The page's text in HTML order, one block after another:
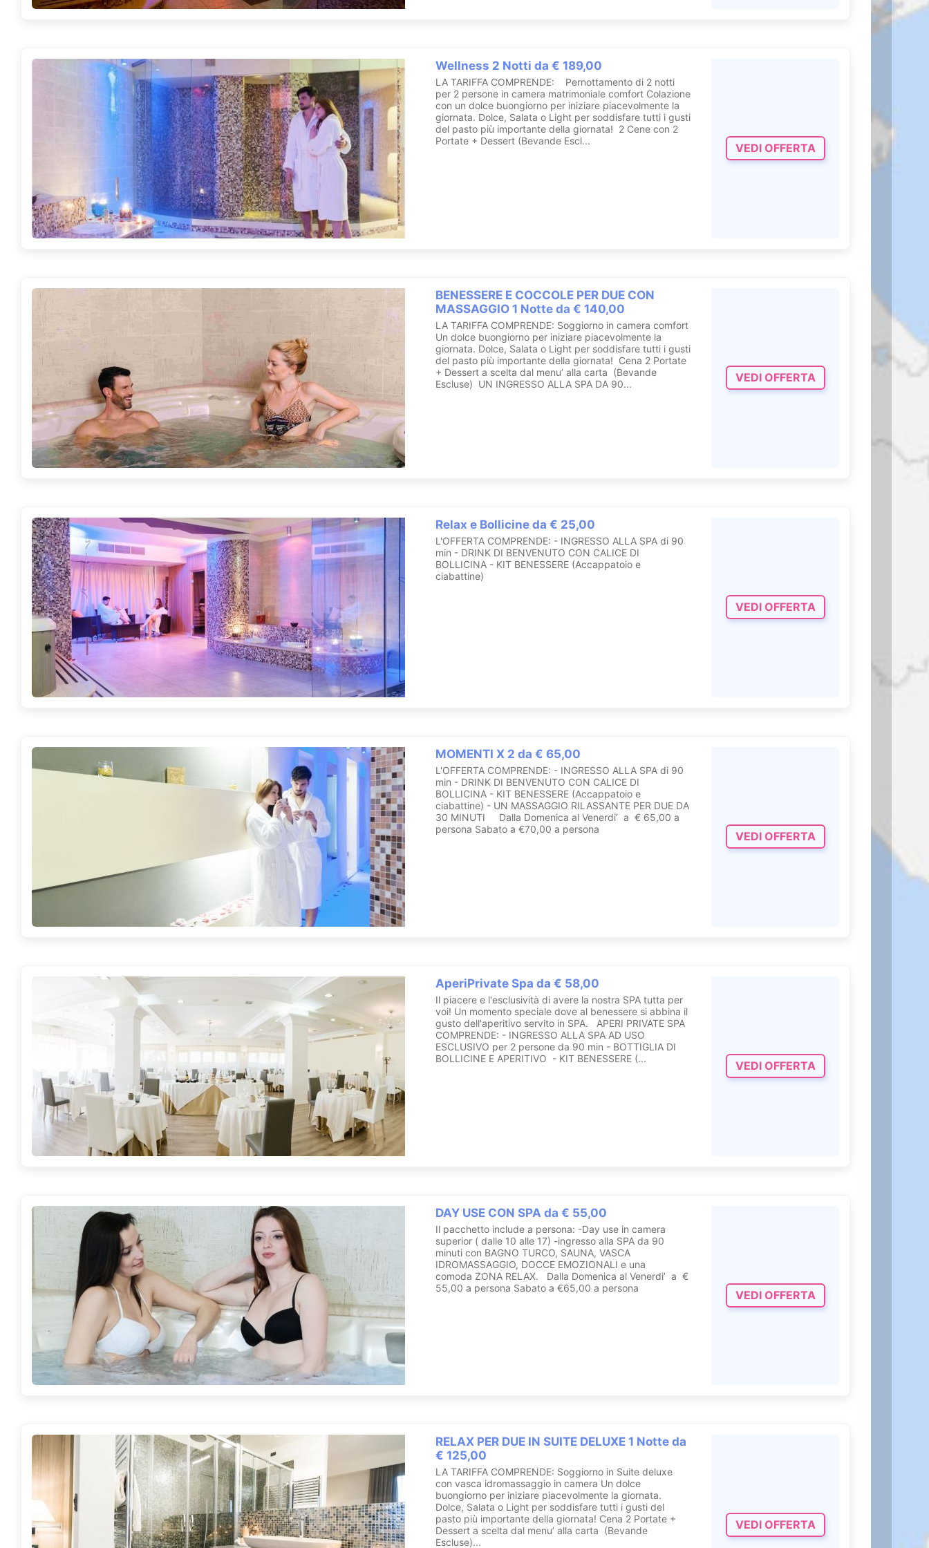
Wellness 2 Notti da € 189,00
LA TARIFFA COMPRENDE: Pernottamento di 2 notti
per 2 persone in camera matrimoniale comfort Colazione
con un dolce buongiorno per iniziare piacevolmente la
giornata. Dolce, Salata o Light per soddisfare tutti i gusti
del pasto più importante della giornata! 2 Cene con 2
Portate + Dessert (Bevande Escl...
VEDI OFFERTA
BENESSERE E COCCOLE PER DUE CON
MASSAGGIO 1 Notte da € 140,00
LA TARIFFA COMPRENDE: Soggiorno in camera comfort
Un dolce buongiorno per iniziare piacevolmente la
giornata. Dolce, Salata o Light per soddisfare tutti i gusti
del pasto più importante della giornata! Cena 2 Portate
+ Dessert a scelta dal menu’ alla carta (Bevande
Escluse) UN INGRESSO ALLA SPA DA 90...
VEDI OFFERTA
Relax e Bollicine da € 25,00
L'OFFERTA COMPRENDE: - INGRESSO ALLA SPA di 90
min - DRINK DI BENVENUTO CON CALICE DI
BOLLICINA - KIT BENESSERE (Accappatoio e
ciabattine)
VEDI OFFERTA
MOMENTI X 2 da € 65,00
L'OFFERTA COMPRENDE: - INGRESSO ALLA SPA di 90
min - DRINK DI BENVENUTO CON CALICE DI
BOLLICINA - KIT BENESSERE (Accappatoio e
ciabattine) - UN MASSAGGIO RILASSANTE PER DUE DA
30 MINUTI Dalla Domenica al Venerdi’ a € 65,00 a
persona Sabato a €70,00 a persona
VEDI OFFERTA
AperiPrivate Spa da € 58,00
Il piacere e l'esclusività di avere la nostra SPA tutta per
voi! Un momento speciale dove al benessere si abbina il
gusto dell'aperitivo servito in SPA. APERI PRIVATE SPA
COMPRENDE: - INGRESSO ALLA SPA AD USO
ESCLUSIVO per 2 persone da 90 min - BOTTIGLIA DI
BOLLICINE E APERITIVO - KIT BENESSERE (...
VEDI OFFERTA
DAY USE CON SPA da € 55,00
Il pacchetto include a persona: -Day use in camera
superior ( dalle 10 alle 17) -ingresso alla SPA da 90
minuti con BAGNO TURCO, SAUNA, VASCA
IDROMASSAGGIO, DOCCE EMOZIONALI e una
comoda ZONA RELAX. Dalla Domenica al Venerdi’ a €
55,00 a persona Sabato a €65,00 a persona
VEDI OFFERTA
RELAX PER DUE IN SUITE DELUXE 1 Notte da
€ 125,00
LA TARIFFA COMPRENDE: Soggiorno in Suite deluxe
con vasca idromassaggio in camera Un dolce
buongiorno per iniziare piacevolmente la giornata.
Dolce, Salata o Light per soddisfare tutti i gusti del
pasto più importante della giornata! Cena 2 Portate +
Dessert a scelta dal menu’ alla carta (Bevande
Escluse)...
VEDI OFFERTA